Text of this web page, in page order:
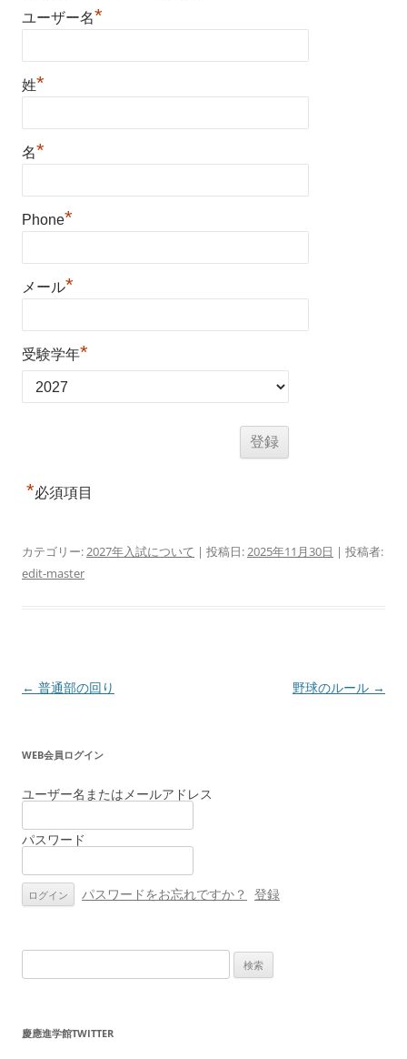
ユーザー名*
姓*
名*
Phone*
メール*
受験学年*
*必須項目
カテゴリー:2027年入試について | 投稿日:2025年11月30日 | 投稿者:
edit-master
投
ビ
ゲ
シ
ン
← 普通部の回り 野球のルール →
WEB会員ログイン
ユーザー名またはメールアドレス
パスワード
パスワードをお忘れですか？ 登録
索:
慶應進学館TWITTER